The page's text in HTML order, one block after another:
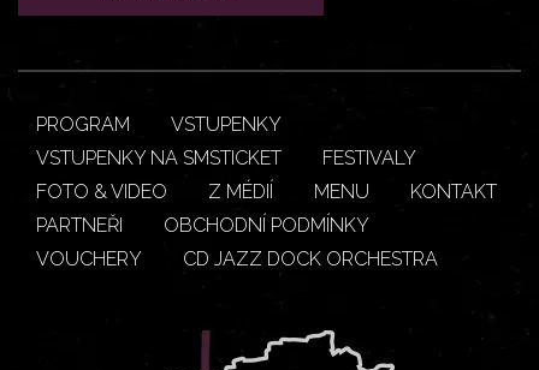
PROGRAM
VSTUPENKY
VSTUPENKY NA SMSTICKET
FESTIVALY
FOTO & VIDEO
Z MÉDIÍ MENU
KONTAKT
PARTNEŘI
OBCHODNÍ PODMÍNKY
VOUCHERY
CD JAZZ DOCK ORCHESTRA